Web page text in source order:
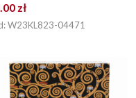
zł
W23KL823-04471